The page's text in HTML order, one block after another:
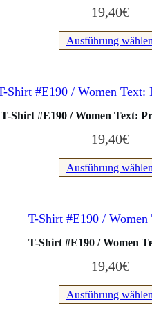
der
gewählt
19,40€
Ausführung wählen
mehrere
auf.
können
auf
der
gewählt
T-Shirt #E190 / Women Text:
19,40€
Ausführung wählen
Dieses
mehrere
auf.
können
auf
der
gewählt
T-Shirt #E190 / Women
19,40€
Ausführung wählen
Dieses
mehrere
auf.